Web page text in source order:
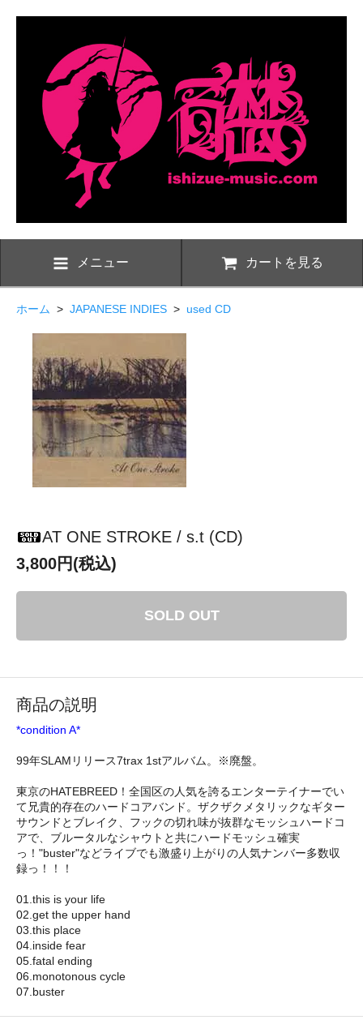
メニュー カートを見る
ホーム > JAPANESE INDIES > used CD
AT ONE STROKE / s.t (CD)
3,800円(税込)
SOLD OUT
商品の説明
*condition A*
99年SLAMリリース7trax 1stアルバム。※廃盤。
東京のHATEBREED！全国区の人気を誇るエンターテイナーでい
て兄貴的存在のハードコアバンド。ザクザクメタリックなギター
サウンドとブレイク、フックの切れ味が抜群なモッシュハードコ
アで、ブルータルなシャウトと共にハードモッシュ確実
っ！"buster"などライブでも激盛り上がりの人気ナンバー多数収
録っ！！！
01.this is your life
02.get the upper hand
03.this place
04.inside fear
05.fatal ending
06.monotonous cycle
07.buster